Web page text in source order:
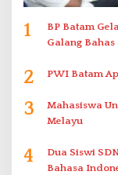
1
BP Batam
Galang
2 PWI Batam
3
Mahasiswa
Melayu
4
Dua Siswi
Bahasa